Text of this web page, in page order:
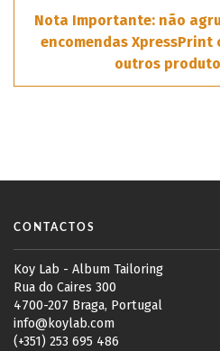
Nota Importante: não
encomendas XpressPrint
outros
CONTACTOS
Koy Lab - Album Tailoring
Rua do Caires 300
4700-207 Braga, Portugal
info@koylab.com
(+351) 253 695 486